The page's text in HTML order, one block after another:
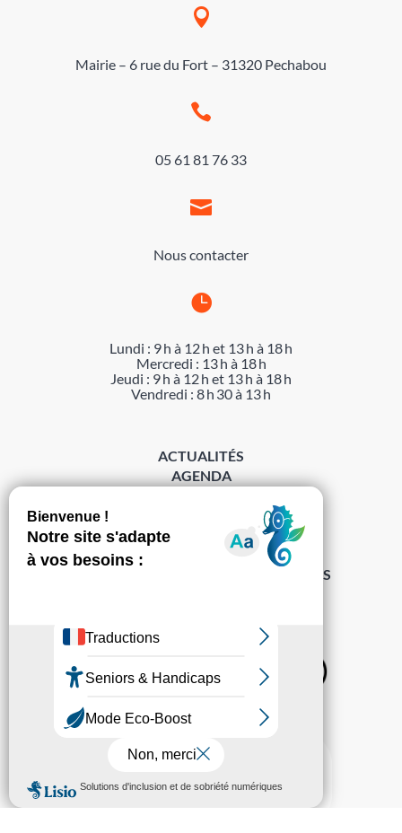

Mairie – 6 rue du Fort – 31320 Pechabou

05 61 81 76 33

Nous contacter

Lundi : 9 h à 12 h et 13 h à 18 h
Mercredi : 13 h à 18 h
Jeudi : 9 h à 12 h et 13 h à 18 h
Vendredi : 8 h 30 à 13 h
Sur les réseaux
ACTUALITÉS
AGENDA
MENTIONS LÉGALES
PROTECTION DES DONNÉES
POLITIQUE DE GESTION DES COOKIES